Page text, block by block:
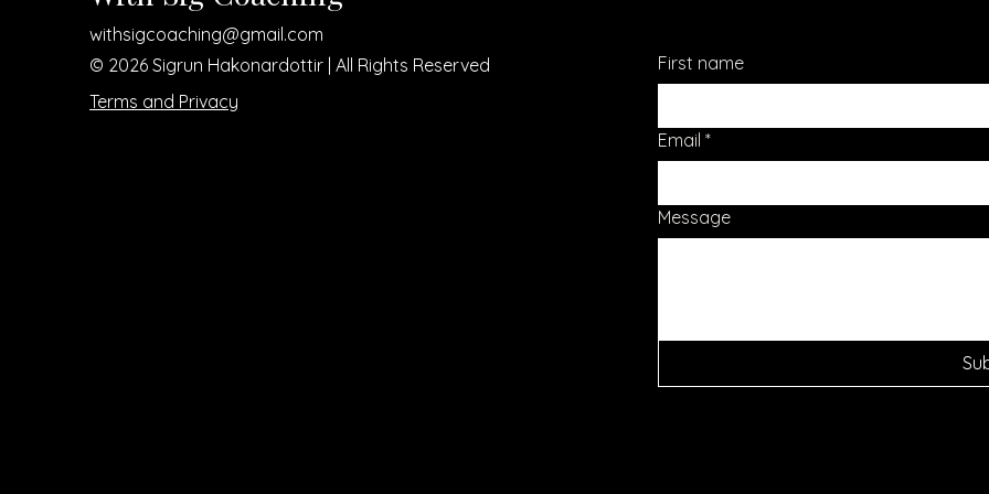
withsigcoaching@gmail.com
© 2026 Sigrun Hakonardottir | All Rights Reserved
Terms and Privacy
First name
Email *
Message